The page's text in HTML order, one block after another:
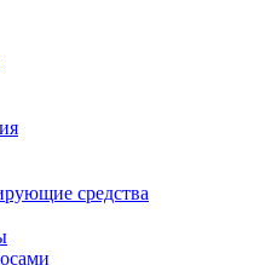
средства